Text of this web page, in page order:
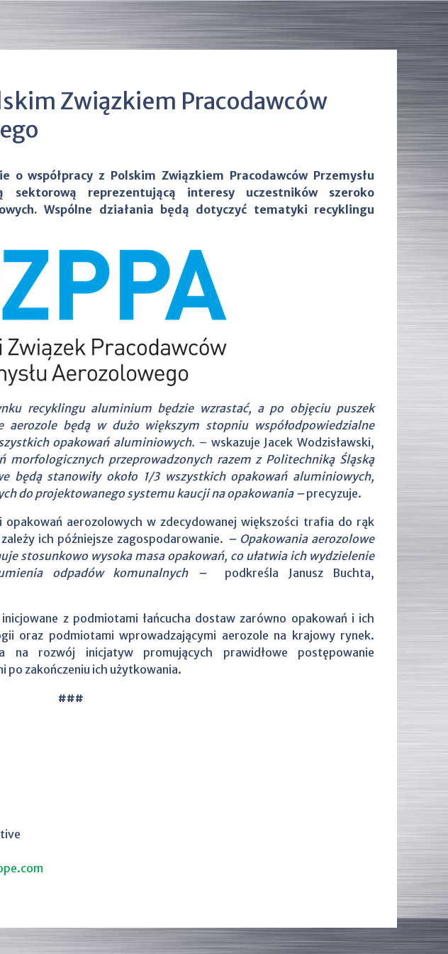
Związkiem Pracodawców
o współpracy z Polskim Związkiem Pracodawców Przemysłu
sektorową reprezentującą interesy uczestników szeroko
Wspólne działania będą dotyczyć tematyki recyklingu
recyklingu aluminium będzie wzrastać, a po objęciu puszek
będą w dużo większym stopniu współodpowiedzialne
opakowań aluminiowych. – wskazuje Jacek Wodzisławski,
morfologicznych przeprowadzonych razem z Politechniką Śląską
będą stanowiły około 1/3 wszystkich opakowań aluminiowych,
do projektowanego systemu kaucji na opakowania –precyzuje.
aerozolowych w zdecydowanej większości trafia do rąk
ich późniejsze zagospodarowanie. – Opakowania aerozolowe
stosunkowo wysoka masa opakowań, co ułatwia ich wydzielenie
odpadów komunalnych –
podkreśla Janusz Buchta,
z podmiotami łańcucha dostaw zarówno opakowań i ich
oraz podmiotami wprowadzającymi aerozole na krajowy rynek.
na rozwój inicjatyw promujących prawidłowe postępowanie
po zakończeniu ich użytkowania.
###